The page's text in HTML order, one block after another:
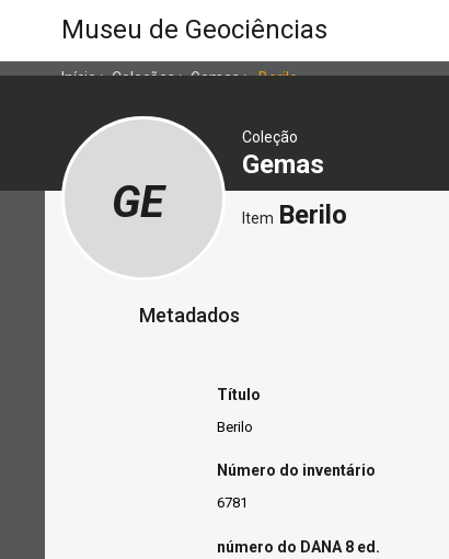
Museu de Geociências
Início>Coleções>Gemas>Berilo
Coleção
Gemas
GE Item Berilo
Metadados
Título
Berilo
Número do inventário
6781
número do DANA 8 ed.